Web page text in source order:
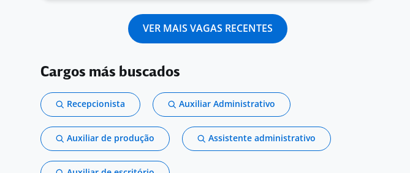
VER MAIS VAGAS RECENTES
Cargos más buscados
Recepcionista Auxiliar Administrativo
Auxiliar de produção Assistente administrativo